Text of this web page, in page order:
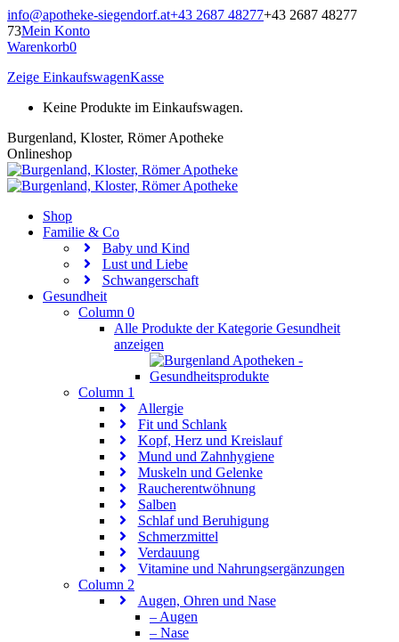
Zum
Inhalt
springen
info@apotheke-siegendorf.at+43 2687 48277+43 2687 48277
73Mein Konto
Warenkorb0
Zeige EinkaufswagenKasse
Keine Produkte im Einkaufswagen.
Burgenland, Kloster, Römer Apotheke
Onlineshop
Shop
Familie & Co
Baby und Kind
Lust und Liebe
Schwangerschaft
Gesundheit
Column 0
Alle Produkte der Kategorie Gesundheit
anzeigen
Column 1
Allergie
Fit und Schlank
Kopf, Herz und Kreislauf
Mund und Zahnhygiene
Muskeln und Gelenke
Raucherentwöhnung
Salben
Schlaf und Beruhigung
Schmerzmittel
Verdauung
Vitamine und Nahrungsergänzungen
Column 2
Augen, Ohren und Nase
– Augen
– Nase